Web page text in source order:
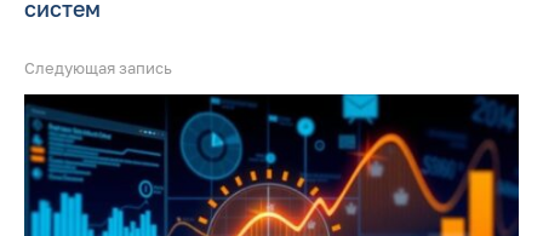
систем
Следующая запись